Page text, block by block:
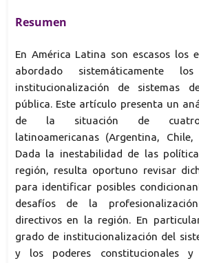
Resumen
En América Latina son escasos los
abordado sistemáticamente
institucionalización de sistemas
pública. Este artículo presenta un
de la situación de cuatro
latinoamericanas (Argentina,
Dada la inestabilidad de las
región, resulta oportuno revisar
para identificar posibles
desafíos de la
directivos en la región. En
grado de institucionalización del
y los poderes constitucionales